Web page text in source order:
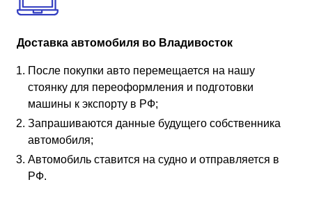
Доставка автомобиля во Владивосток
После покупки авто перемещается на нашу
стоянку для переоформления и подготовки
машины к экспорту в РФ;
Запрашиваются данные будущего собственника
автомобиля;
Автомобиль ставится на судно и отправляется в
РФ.